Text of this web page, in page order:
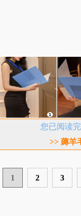
您已阅读
>> 薅羊
1 2 3